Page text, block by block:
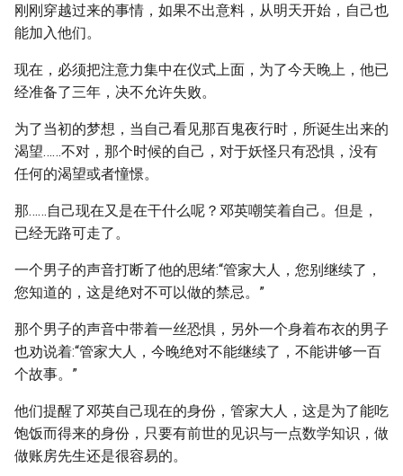
刚刚穿越过来的事情，如果不出意料，从明天开始，自己也
能加入他们。
现在，必须把注意力集中在仪式上面，为了今天晚上，他已
经准备了三年，决不允许失败。
为了当初的梦想，当自己看见那百鬼夜行时，所诞生出来的
渴望……不对，那个时候的自己，对于妖怪只有恐惧，没有
任何的渴望或者憧憬。
那……自己现在又是在干什么呢？邓英嘲笑着自己。但是，
已经无路可走了。
一个男子的声音打断了他的思绪:“管家大人，您别继续了，
您知道的，这是绝对不可以做的禁忌。”
那个男子的声音中带着一丝恐惧，另外一个身着布衣的男子
也劝说着:“管家大人，今晚绝对不能继续了，不能讲够一百
个故事。”
他们提醒了邓英自己现在的身份，管家大人，这是为了能吃
饱饭而得来的身份，只要有前世的见识与一点数学知识，做
做账房先生还是很容易的。